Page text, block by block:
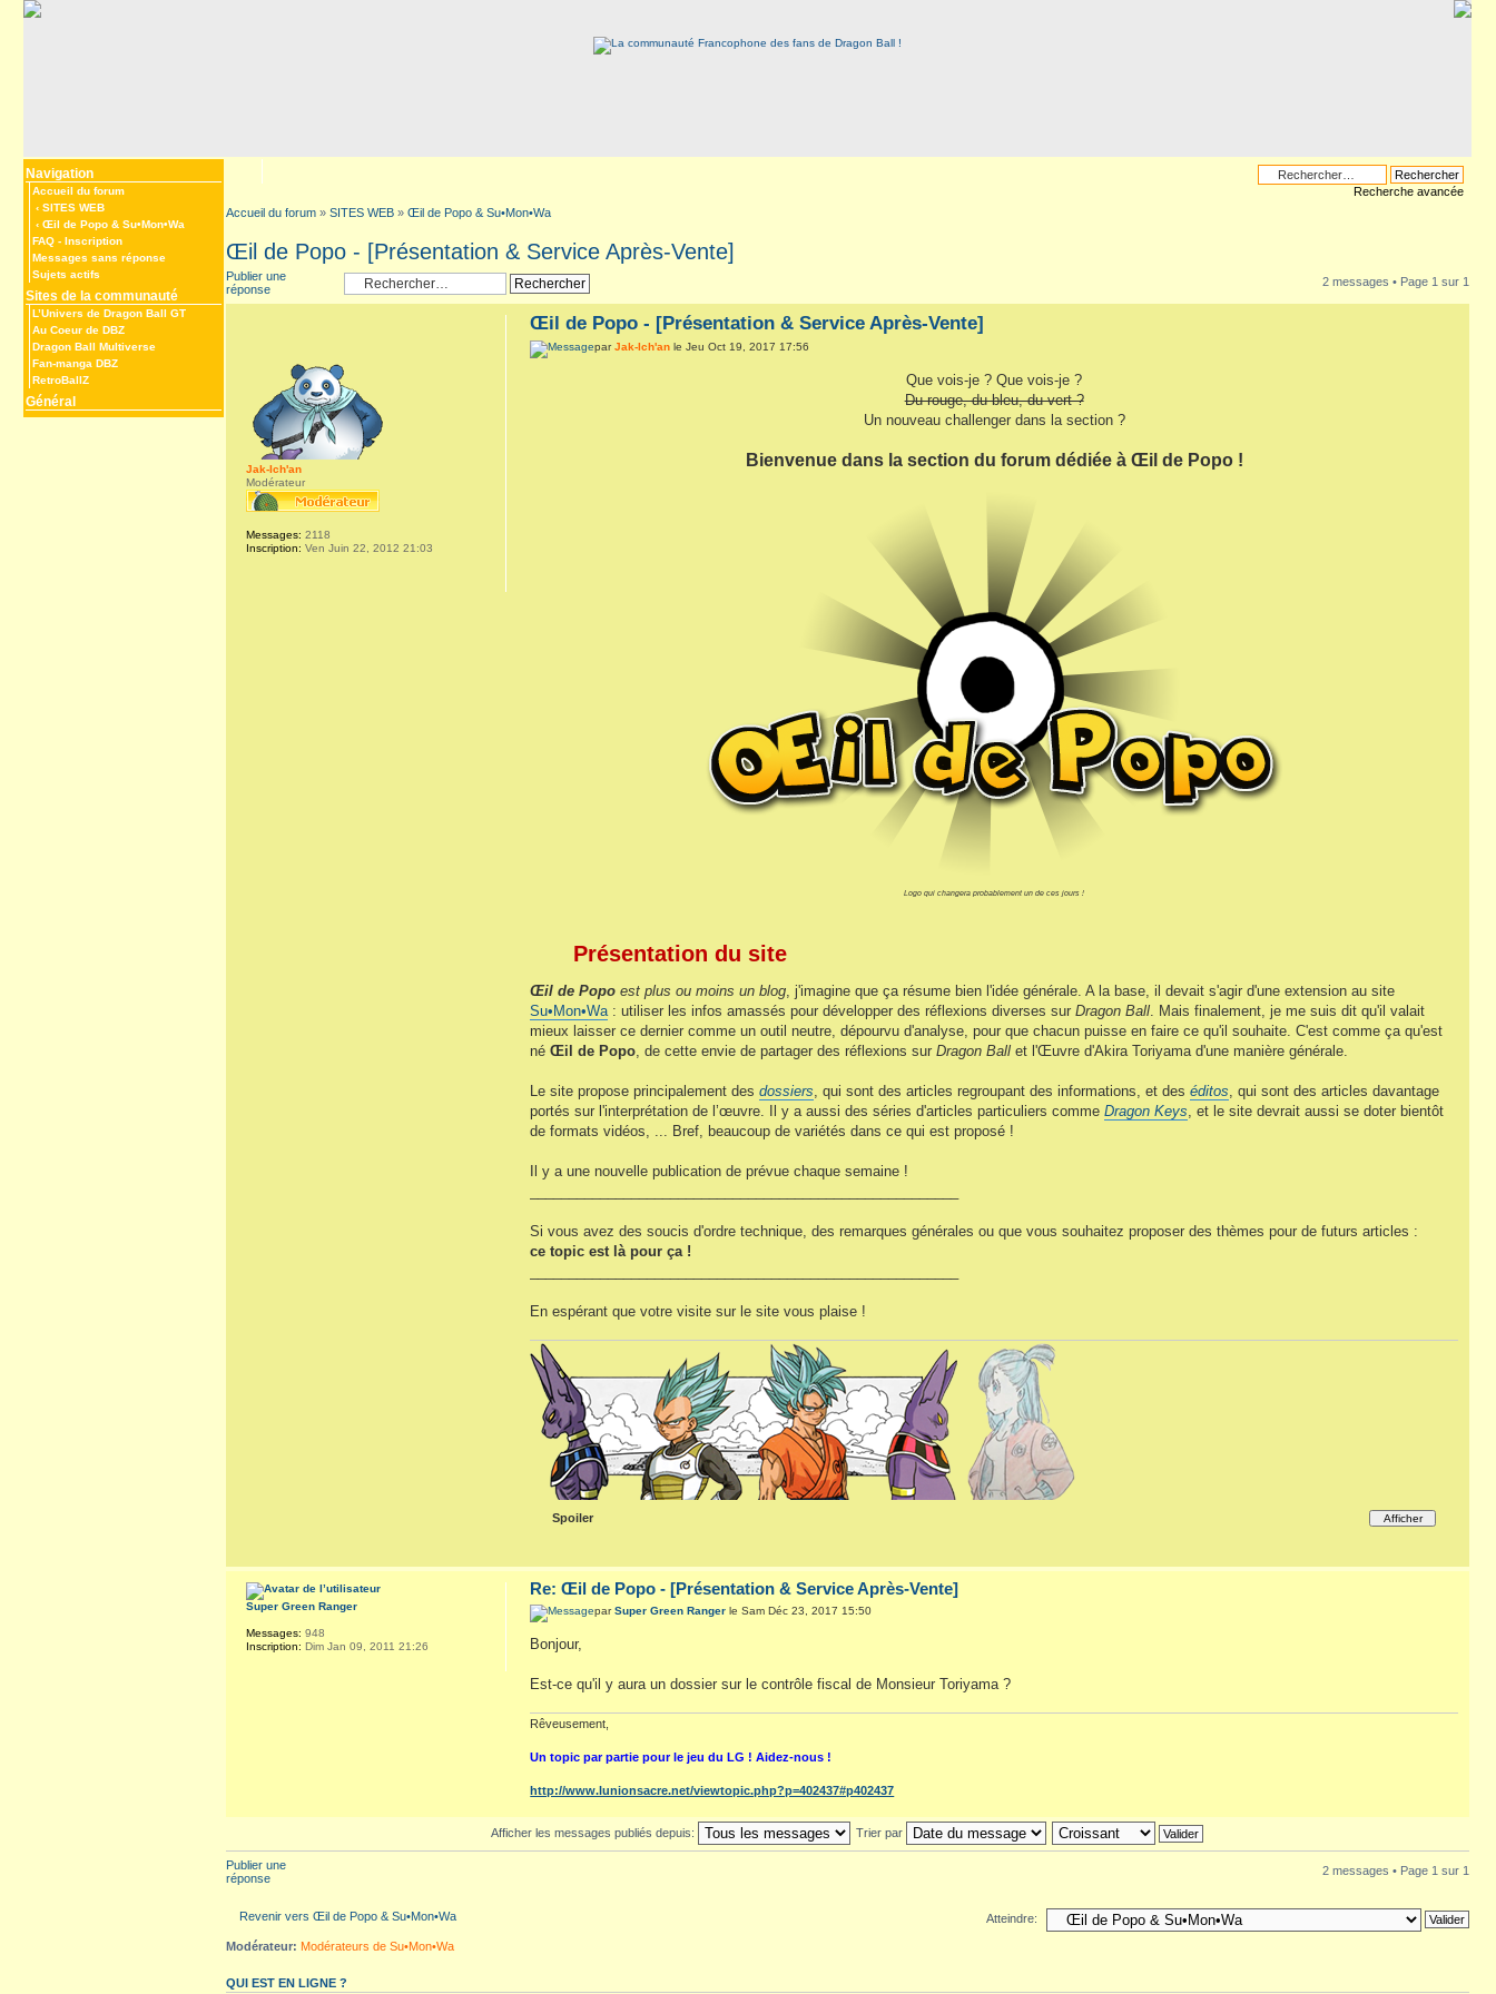
Navigation
Accueil du forum
‹ SITES WEB
‹ Œil de Popo & Su•Mon•Wa
FAQ - Inscription
Messages sans réponse
Sujets actifs
Sites de la communauté
L’Univers de Dragon Ball GT
Au Coeur de DBZ
Dragon Ball Multiverse
Fan-manga DBZ
RetroBallZ
Général
Recherche avancée
Accueil du forum » SITES WEB » Œil de Popo & Su•Mon•Wa
Œil de Popo - [Présentation & Service Après-Vente]
Publier une
réponse
2 messages • Page 1 sur 1
Œil de Popo - [Présentation & Service Après-Vente]
parJak-Ich'an le Jeu Oct 19, 2017 17:56
Que vois-je ? Que vois-je ?
Du rouge, du bleu, du vert ?
Un nouveau challenger dans la section ?
Bienvenue dans la section du forum dédiée à Œil de Popo !
Logo qui changera probablement un de ces jours !
Présentation du site
Œil de Popo est plus ou moins un blog , j'imagine que ça résume bien l'idée générale. A la base, il devait s'agir d'une extension au site
Su•Mon•Wa : utiliser les infos amassés pour développer des réflexions diverses surDragon Ball . Mais finalement, je me suis dit qu'il valait
mieux laisser ce dernier comme un outil neutre, dépourvu d'analyse, pour que chacun puisse en faire ce qu'il souhaite. C'est comme ça qu'est
néŒil de Popo , de cette envie de partager des réflexions surDragon Ball et l'Œuvre d'Akira Toriyama d'une manière générale.
Le site propose principalement desdossiers , qui sont des articles regroupant des informations, et deséditos , qui sont des articles davantage
portés sur l'interprétation de l’œuvre. Il y a aussi des séries d'articles particuliers commeDragon Keys , et le site devrait aussi se doter bientôt
de formats vidéos, ... Bref, beaucoup de variétés dans ce qui est proposé !
Il y a une nouvelle publication de prévue chaque semaine !
Si vous avez des soucis d'ordre technique, des remarques générales ou que vous souhaitez proposer des thèmes pour de futurs articles :
ce topic est là pour ça !
En espérant que votre visite sur le site vous plaise !
Spoiler
Jak-Ich'an
Modérateur
Messages: 2118
Inscription: Ven Juin 22, 2012 21:03
Re: Œil de Popo - [Présentation & Service Après-Vente]
parSuper Green Ranger le Sam Déc 23, 2017 15:50
Bonjour,
Est-ce qu'il y aura un dossier sur le contrôle fiscal de Monsieur Toriyama ?
Rêveusement,
Un topic par partie pour le jeu du LG ! Aidez-nous !
http://www.lunionsacre.net/viewtopic.php?p=402437#p402437
Super Green Ranger
Messages: 948
Inscription: Dim Jan 09, 2011 21:26
Afficher les messages publiés depuis: Trier par
Publier une
réponse
2 messages • Page 1 sur 1
Revenir vers Œil de Popo & Su•Mon•Wa Atteindre:
Modérateur: Modérateurs de Su•Mon•Wa
QUI EST EN LIGNE ?